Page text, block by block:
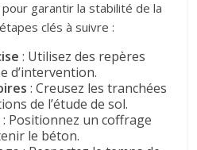
garantir la stabilité de la
clés à suivre :
: Utilisez des repères
d’intervention.
: Creusez les tranchées
de l’étude de sol.
: Positionnez un coffrage
le béton.